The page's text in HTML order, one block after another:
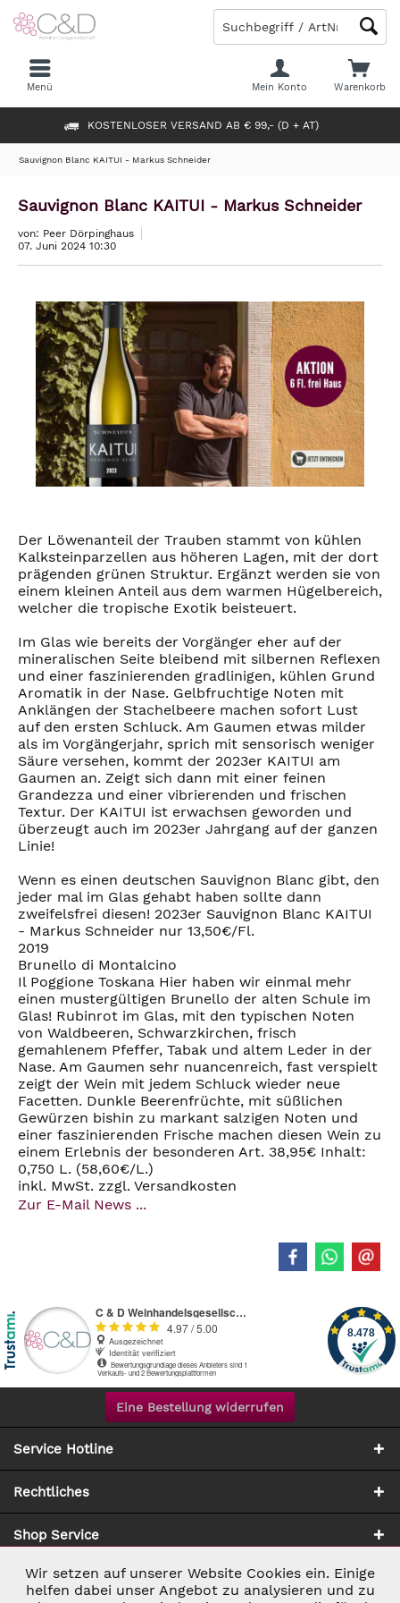
KOSTENLOSER VERSAND AB € 99,- (D + AT)
Warenkorb
Mein Konto
Menü
Sauvignon Blanc KAITUI - Markus Schneider
Sauvignon Blanc KAITUI - Markus Schneider
von: Peer Dörpinghaus
07. Juni 2024 10:30
Der Löwenanteil der Trauben stammt von kühlen
Kalksteinparzellen aus höheren Lagen, mit der dort
prägenden grünen Struktur. Ergänzt werden sie von
einem kleinen Anteil aus dem warmen Hügelbereich,
welcher die tropische Exotik beisteuert.
Im Glas wie bereits der Vorgänger eher auf der
mineralischen Seite bleibend mit silbernen Reflexen
und einer faszinierenden gradlinigen, kühlen Grund
Aromatik in der Nase. Gelbfruchtige Noten mit
Anklängen der Stachelbeere machen sofort Lust
auf den ersten Schluck. Am Gaumen etwas milder
als im Vorgängerjahr, sprich mit sensorisch weniger
Säure versehen, kommt der 2023er KAITUI am
Gaumen an. Zeigt sich dann mit einer feinen
Grandezza und einer vibrierenden und frischen
Textur. Der KAITUI ist erwachsen geworden und
überzeugt auch im 2023er Jahrgang auf der ganzen
Linie!
Wenn es einen deutschen Sauvignon Blanc gibt, den
jeder mal im Glas gehabt haben sollte dann
zweifelsfrei diesen! 2023er Sauvignon Blanc KAITUI
- Markus Schneider nur 13,50€/Fl.
2019
Brunello di Montalcino
Il Poggione Toskana Hier haben wir einmal mehr
einen mustergültigen Brunello der alten Schule im
Glas! Rubinrot im Glas, mit den typischen Noten
von Waldbeeren, Schwarzkirchen, frisch
gemahlenem Pfeffer, Tabak und altem Leder in der
Nase. Am Gaumen sehr nuancenreich, fast verspielt
zeigt der Wein mit jedem Schluck wieder neue
Facetten. Dunkle Beerenfrüchte, mit süßlichen
Gewürzen bishin zu markant salzigen Noten und
einer faszinierenden Frische machen diesen Wein zu
einem Erlebnis der besonderen Art. 38,95€ Inhalt:
0,750 L. (58,60€/L.)
inkl. MwSt. zzgl. Versandkosten
Zur E-Mail News ...
Eine Bestellung widerrufen
Service Hotline
Rechtliches
Shop Service
Zahlung & Versand
Notwendig Aktiv
Wir setzen auf unserer Website Cookies ein. Einige
helfen dabei unser Angebot zu analysieren und zu